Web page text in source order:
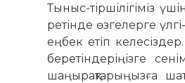
Тыныс-тіршілігіміз
ретінде өзгелерге
еңбек етіп
беретіндеріңізге
шаңырақтарыңызға